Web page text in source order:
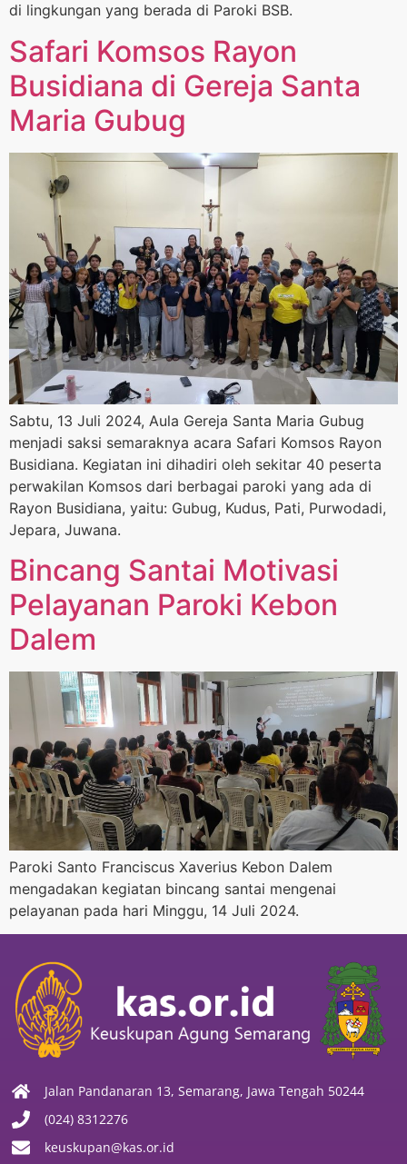
di lingkungan yang berada di Paroki BSB.
Safari Komsos Rayon
Busidiana di Gereja Santa
Maria Gubug
Sabtu, 13 Juli 2024, Aula Gereja Santa Maria Gubug
menjadi saksi semaraknya acara Safari Komsos Rayon
Busidiana. Kegiatan ini dihadiri oleh sekitar 40 peserta
perwakilan Komsos dari berbagai paroki yang ada di
Rayon Busidiana, yaitu: Gubug, Kudus, Pati, Purwodadi,
Jepara, Juwana.
Bincang Santai Motivasi
Pelayanan Paroki Kebon
Dalem
Paroki Santo Franciscus Xaverius Kebon Dalem
mengadakan kegiatan bincang santai mengenai
pelayanan pada hari Minggu, 14 Juli 2024.
Jalan Pandanaran 13, Semarang, Jawa Tengah 50244
(024) 8312276
keuskupan@kas.or.id